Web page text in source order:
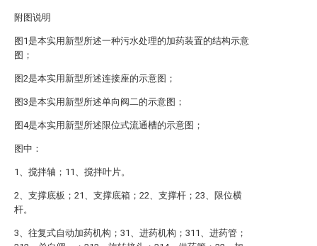
附图说明
图1是本实用新型所述一种污水处理的加药装置的结构示意
图；
图2是本实用新型所述连接座的示意图；
图3是本实用新型所述单向阀二的示意图；
图4是本实用新型所述限位式流通槽的示意图；
图中：
1、搅拌轴；11、搅拌叶片。
2、支撑底板；21、支撑底箱；22、支撑杆；23、限位横
杆。
3、往复式自动加药机构；31、进药机构；311、进药管；